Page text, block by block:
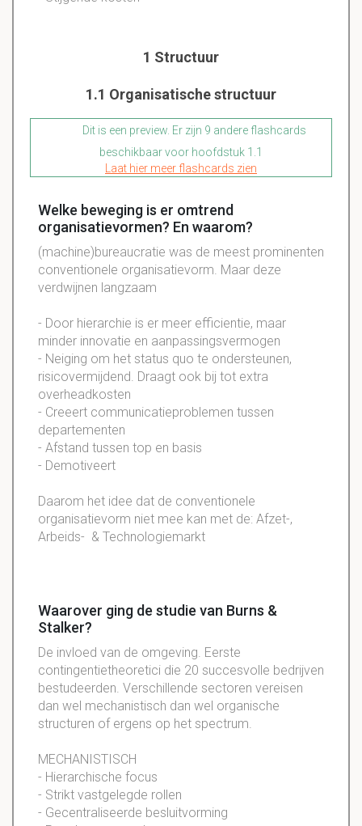
1 Structuur
1.1 Organisatische structuur
Dit is een preview. Er zijn 9 andere flashcards
beschikbaar voor hoofdstuk 1.1
Laat hier meer flashcards zien
Welke beweging is er omtrend
organisatievormen? En waarom?
(machine)bureaucratie was de meest prominenten
conventionele organisatievorm. Maar deze
verdwijnen langzaam
- Door hierarchie is er meer efficientie, maar
minder innovatie en aanpassingsvermogen
- Neiging om het status quo te ondersteunen,
risicovermijdend. Draagt ook bij tot extra
overheadkosten
- Creeert communicatieproblemen tussen
departementen
- Afstand tussen top en basis
- Demotiveert
Daarom het idee dat de conventionele
organisatievorm niet mee kan met de: Afzet-,
Arbeids- & Technologiemarkt
Waarover ging de studie van Burns &
Stalker?
De invloed van de omgeving. Eerste
contingentietheoretici die 20 succesvolle bedrijven
bestudeerden. Verschillende sectoren vereisen
dan wel mechanistisch dan wel organische
structuren of ergens op het spectrum.
MECHANISTISCH
- Hierarchische focus
- Strikt vastgelegde rollen
- Gecentraliseerde besluitvorming